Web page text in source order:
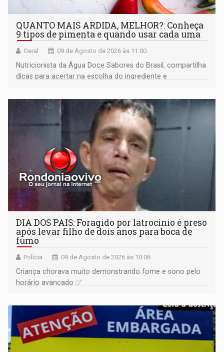
QUANTO MAIS ARDIDA, MELHOR?: Conheça
9 tipos de pimenta e quando usar cada uma
Geral 09 de Agosto de 2026 às 11:00
Nutricionista da Água Doce Sabores do Brasil, compartilha
dicas para acertar na escolha do ingrediente e
DIA DOS PAIS: Foragido por latrocínio é preso
após levar filho de dois anos para boca de
fumo
Polícia 09 de Agosto de 2026 às 10:06
Criança chorava muito demonstrando fome e sono pelo
horário avançado